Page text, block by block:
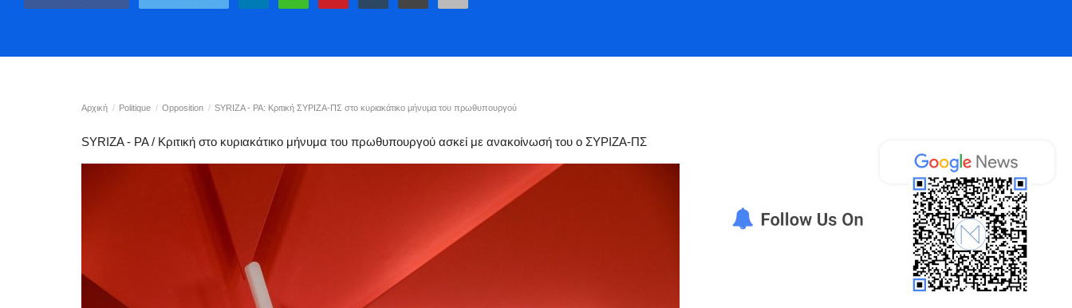
Αρχική Politique Opposition SYRIZA - PA: Κριτική ΣΥΡΙΖΑ-ΠΣ στο κυριακάτικο μήνυμα του πρωθυπουργού
SYRIZA - PA / Κριτική στο κυριακάτικο μήνυμα του πρωθυπουργού ασκεί με ανακοίνωσή του ο ΣΥΡΙΖΑ-ΠΣ